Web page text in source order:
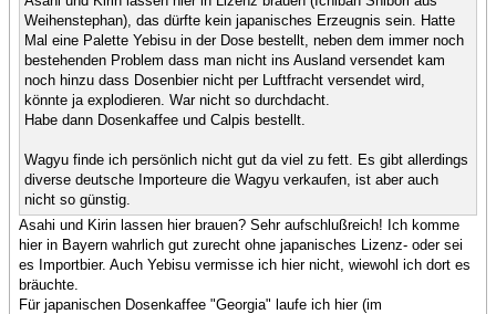
Weihenstephan), das dürfte kein japanisches Erzeugnis sein. Hatte
Mal eine Palette Yebisu in der Dose bestellt, neben dem immer noch
bestehenden Problem dass man nicht ins Ausland versendet kam
noch hinzu dass Dosenbier nicht per Luftfracht versendet wird,
könnte ja explodieren. War nicht so durchdacht.
Habe dann Dosenkaffee und Calpis bestellt.
Wagyu finde ich persönlich nicht gut da viel zu fett. Es gibt allerdings
diverse deutsche Importeure die Wagyu verkaufen, ist aber auch
nicht so günstig.
Asahi und Kirin lassen hier brauen? Sehr aufschlußreich! Ich komme
hier in Bayern wahrlich gut zurecht ohne japanisches Lizenz- oder sei
es Importbier. Auch Yebisu vermisse ich hier nicht, wiewohl ich dort es
bräuchte.
Für japanischen Dosenkaffee "Georgia" laufe ich hier (im